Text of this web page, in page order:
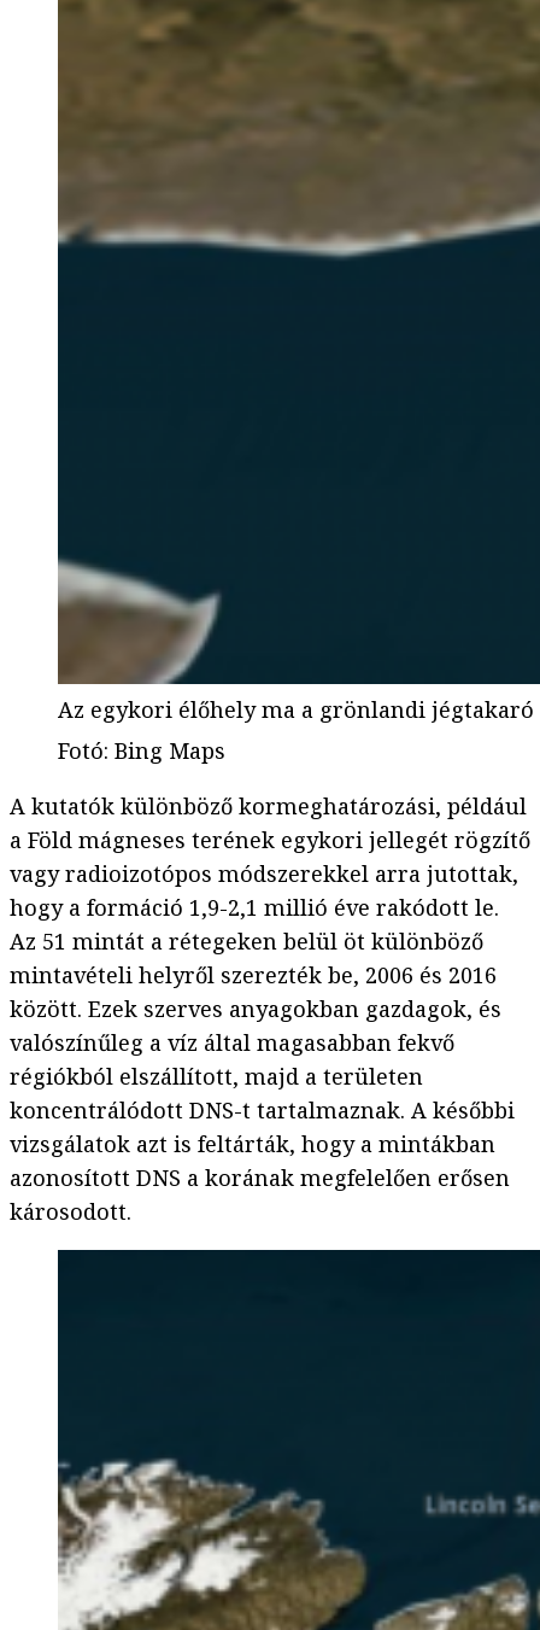
Az egykori élőhely ma a grönlandi
Fotó: Bing Maps
A kutatók különböző kormeghatározási, például
a Föld mágneses terének egykori jellegét rögzítő
vagy radioizotópos módszerekkel arra jutottak,
hogy a formáció 1,9-2,1 millió éve rakódott le.
Az 51 mintát a rétegeken belül öt különböző
mintavételi helyről szerezték be, 2006 és 2016
között. Ezek szerves anyagokban gazdagok, és
valószínűleg a víz által magasabban fekvő
régiókból elszállított, majd a területen
koncentrálódott DNS-t tartalmaznak. A későbbi
vizsgálatok azt is feltárták, hogy a mintákban
azonosított DNS a korának megfelelően erősen
károsodott.